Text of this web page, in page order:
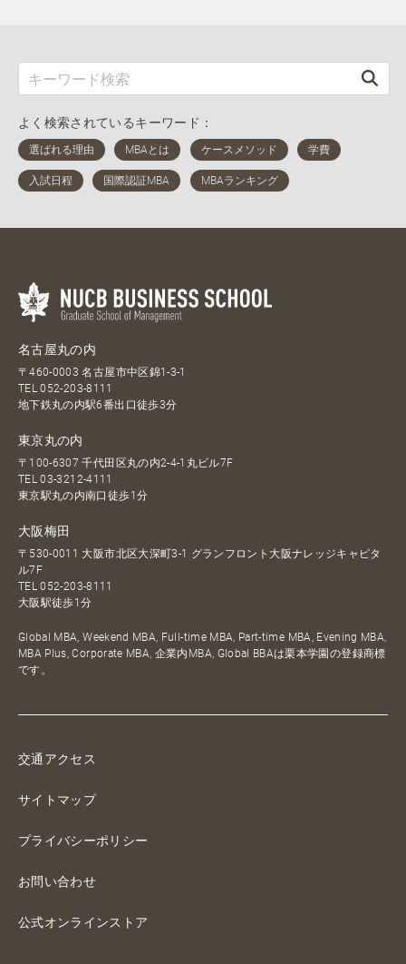
よく検索されているキーワード：
名古屋丸の内
〒460-0003 名古屋市中区錦1-3-1
TEL052-203-8111
地下鉄丸の内駅6番出口徒歩3分
東京丸の内
〒100-6307 千代田区丸の内2-4-1丸ビル7F
TEL03-3212-4111
東京駅丸の内南口徒歩1分
大阪梅田
〒530-0011 大阪市北区大深町3-1 グランフロント大阪ナレッジキャピタ
ル7F
TEL052-203-8111
大阪駅徒歩1分
Global MBA, Weekend MBA, Full-time MBA, Part-time MBA, Evening MBA,
MBA Plus, Corporate MBA, 企業内MBA, Global BBAは栗本学園の登録商標
です。
交通アクセス
サイトマップ
プライバシーポリシー
お問い合わせ
公式オンラインストア